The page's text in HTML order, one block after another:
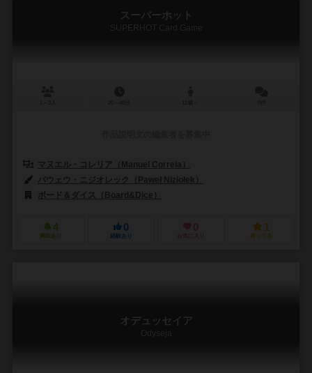
スーパーホット
SUPERHOT Card Game
マヌエル・コレリア（Manuel Correia）
パウェウ・ニジオレック（Paweł Niziołek）
ボード＆ダイス（Board&Dice）
4
興味あり
0
経験あり
0
お気に入り
1
持ってる
オデュッセイア
Odyseja